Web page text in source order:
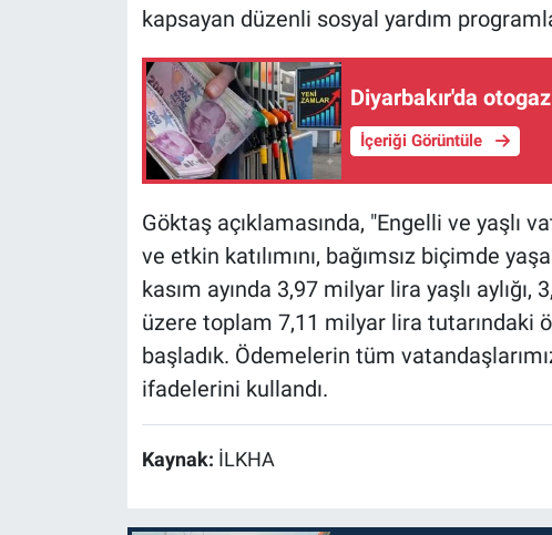
kapsayan düzenli sosyal yardım
Diyarbakır'da
İçeriği Görüntüle
Göktaş açıklamasında, "Engelli ve yaşlı
ve etkin katılımını, bağımsız biçimde
kasım ayında 3,97 milyar lira yaşlı
üzere toplam 7,11 milyar lira tutarındaki
başladık. Ödemelerin tüm
ifadelerini kullandı.
Kaynak: İLKHA